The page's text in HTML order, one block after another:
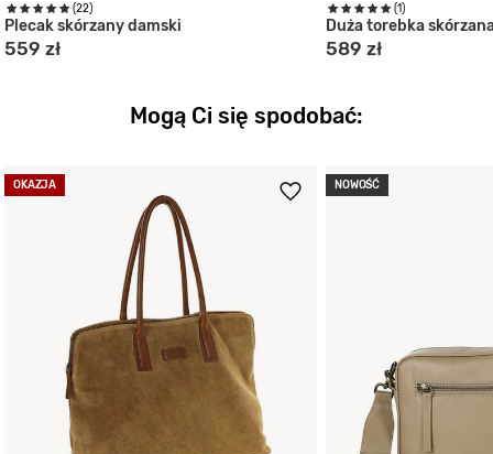
(22)
Plecak skórzany damski
559 zł
(1)
Duża torebka
589 zł
Mogą Ci się spodobać:
OKAZJA NOWOŚĆ